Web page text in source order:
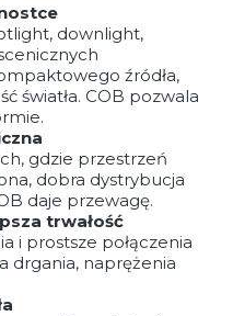
downlight,
źródła,
światła. COB pozwala
gdzie przestrzeń
dobra dystrybucja
daje przewagę.
trwałość
i prostsze połączenia
drgania, naprężenia